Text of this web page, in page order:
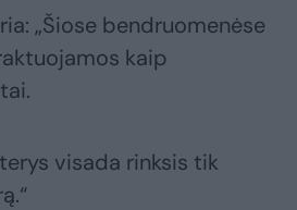
„Šiose bendruomenėse
kaip
visada rinksis tik